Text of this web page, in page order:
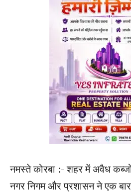
नमस्ते कोरबा :- शहर में अवैध
नगर निगम और प्रशासन ने एक